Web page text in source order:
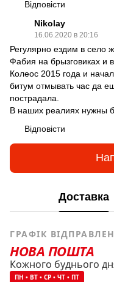
Відповісти
Nikolay
16.06.2020 в 20:16
Регулярно ездим в село
Фабия на брызговиках и
Колеос 2015 года и
битум отмывать час да
пострадала.
В наших реалиях нужны
Відповісти
Доставка
ГРАФІК
НОВА ПОШТА
Кожного буднього
ПН • ВТ • СР • ЧТ • ПТ